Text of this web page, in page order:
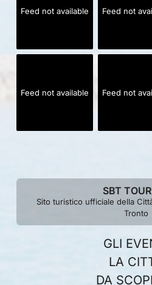
Feed not available Feed not
Feed not available Feed not
SBT
Sito turistico ufficiale della
Tronto
GLI
LA
DA